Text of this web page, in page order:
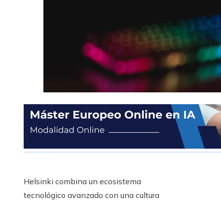
Helsinki combina un ecosistema
tecnológico avanzado con una cultura